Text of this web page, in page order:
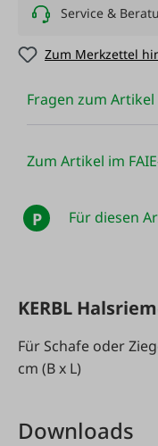
Service &
Zum Merkzettel
Fragen zum Artikel
Zum Artikel im
P Für diesen
KERBL
Für Schafe oder
cm (B x L)
Downloads